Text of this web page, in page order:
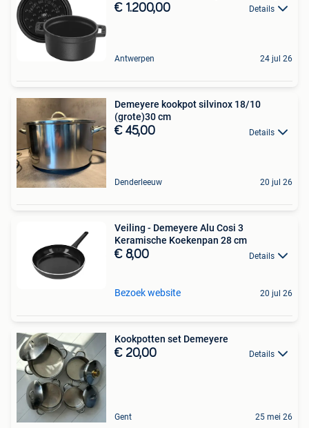
€ 1.200,00 Details
Antwerpen 24 jul 26
Demeyere kookpot silvinox 18/10
(grote)30 cm
€ 45,00 Details
Denderleeuw 20 jul 26
Veiling - Demeyere Alu Cosi 3
Keramische Koekenpan 28 cm
€ 8,00 Details
Bezoek website 20 jul 26
Kookpotten set Demeyere
€ 20,00 Details
Gent 25 mei 26